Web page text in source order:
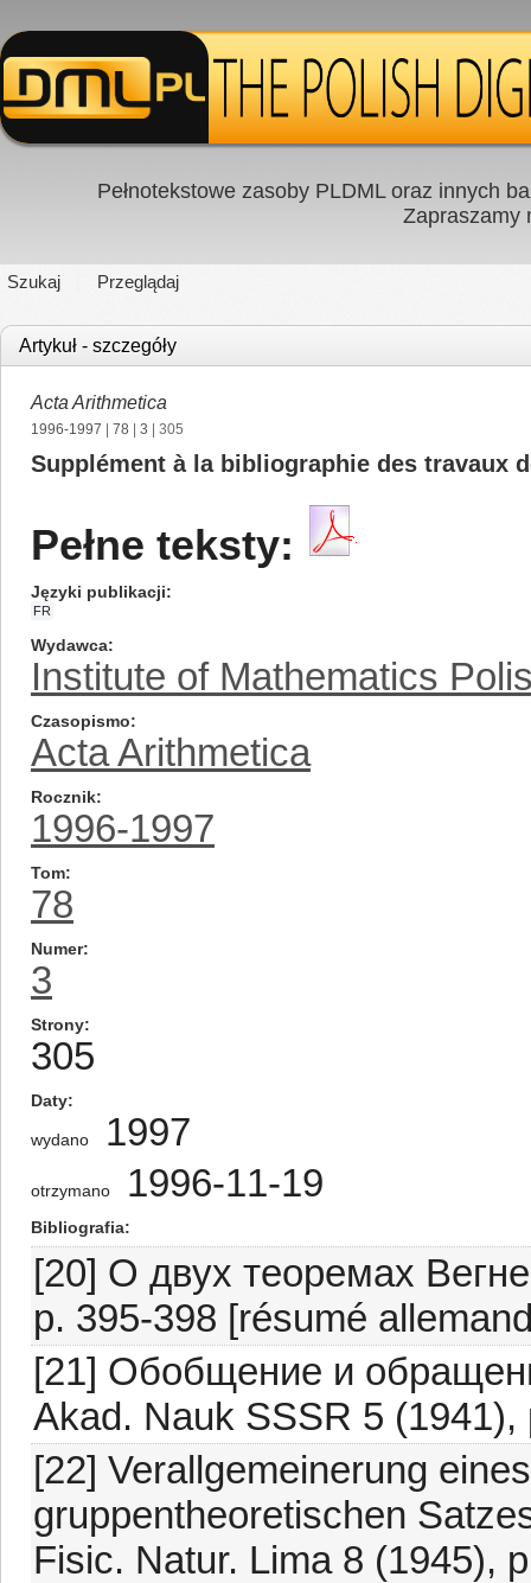
Pełnotekstowe zasoby PLDML oraz innych
Zapraszamy
Szukaj Przeglądaj
Artykuł - szczegóły
Acta Arithmetica
1996-1997 78 3 | 305
Supplément à la bibliographie des travaux
Pełne teksty:
Języki publikacji
FR
Wydawca
Institute of Mathematics
Czasopismo
Acta Arithmetica
Rocznik
1996-1997
Tom
78
Numer
3
Strony
305
Daty
wydano 1997
otrzymano 1996-11-19
Bibliografia
[20] О двух теоремах
p. 395-398 [résumé
[21] Обобщение и
Akad. Nauk SSSR 5
[22] Verallgemeinerung
gruppentheoretischen
Fisic. Natur. Lima 8 (1945),